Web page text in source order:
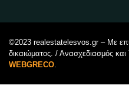
©2023 realestatelesvos.gr – Με
δικαιώματος. / Ανασχεδιασμός και
WEBGRECO.